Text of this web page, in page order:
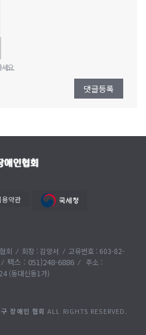
요.
댓글등록
약관
회 회장 : 김양서
고유번호 : 603-82-
팩스 : 051)248-6886
주소 :
(동대신동1가)
장애인 협회 ALL RIGHTS RESERVED.